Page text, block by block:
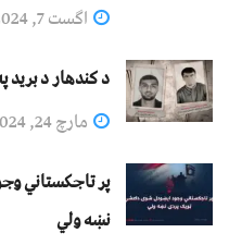
اگست 7, 2024
د کندهار د برید
مارچ 24, 2024
پر تاجکستاني
نښه ولي